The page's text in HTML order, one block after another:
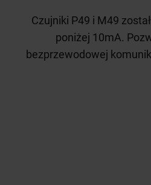
Czujniki P49 i M49
poniżej 10mA.
bezprzewodowej